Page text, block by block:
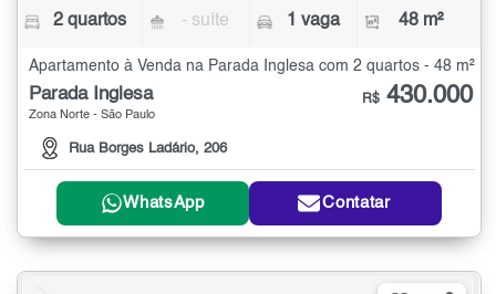
2 quartos - suíte 1 vaga 48 m²
Apartamento à Venda na Parada Inglesa com 2 quartos - 48 m²
Parada Inglesa
Zona Norte - São Paulo
Rua Borges Ladário, 206
R$ 430.000
WhatsApp Contatar